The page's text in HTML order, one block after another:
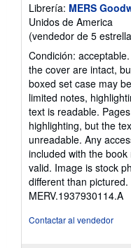
Librería: MERS
Unidos de America
(vendedor de 5
Condición:
the cover are intact,
boxed set case may
limited notes,
text is readable.
highlighting, but the
unreadable. Any
included with the
valid. Image is stock
different than pictured.
MERV.1937930114.A
Contactar al vendedor